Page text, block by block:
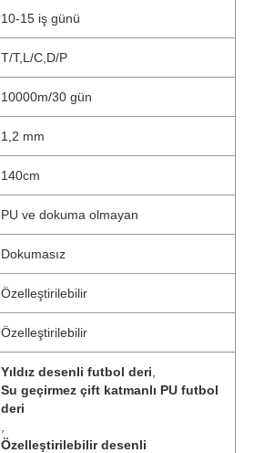
10-15 iş günü
T/T,L/C,D/P
10000m/30 gün
1,2 mm
140cm
PU ve dokuma olmayan
Dokumasız
Özelleştirilebilir
Özelleştirilebilir
Yıldız desenli futbol deri
Su geçirmez çift katmanlı PU futbol
deri
Özelleştirilebilir desenli